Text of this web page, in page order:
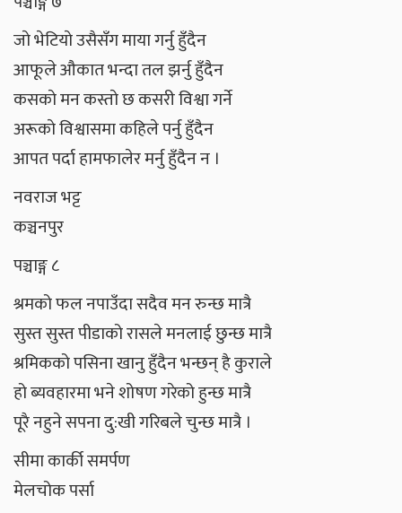
जाे भेटियाे उसैसँग माया गर्नु हुँदैन
आफूले औकात भन्दा तल झर्नु हुँदैन
कसकाे मन कस्ताे छ कसरी विश्वा गर्ने
अरूकाे विश्वासमा कहिले पर्नु हुँदैन
आपत पर्दा हामफालेर मर्नु हुँदैन न ।
नवराज भट्ट
कञ्चनपुर
पञ्चाङ्ग ८
श्रमको फल नपाउँदा सदैव मन रुन्छ मात्रै
सुस्त सुस्त पीडाको रासले मनलाई छुन्छ मात्रै
श्रमिकको पसिना खानु हुँदैन भन्छन् है कुराले
हो ब्यवहारमा भने शोषण गरेको हुन्छ मात्रै
पूरै नहुने सपना दु:खी गरिबले चुन्छ मात्रै ।
सीमा कार्की समर्पण
मेलचोक पर्सा